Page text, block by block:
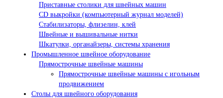
Приставные столики для швейных машин
СD выкройки (компьютерный журнал моделей)
Стабилизаторы, флизелин, клей
Швейные и вышивальные нитки
Шкатулки, органайзеры, системы хранения
Промышленное швейное оборудование
Прямострочные швейные машины
Прямострочные швейные машины с игольным
продвижением
Столы для швейного оборудования